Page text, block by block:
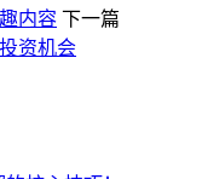
内容 下一篇
资机会